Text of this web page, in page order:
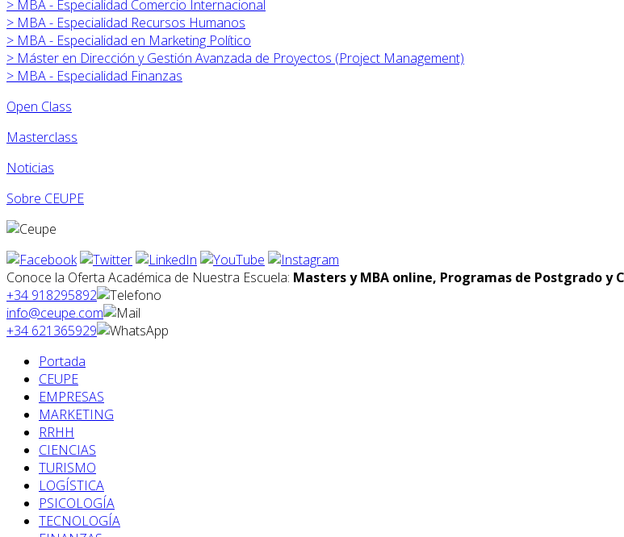
> MBA - Especialidad Comercio Internacional
> MBA - Especialidad Recursos Humanos
> MBA - Especialidad en Marketing Político
> Máster en Dirección y Gestión Avanzada de Proyectos (Project Management)
> MBA - Especialidad Finanzas
Open Class
Masterclass
Noticias
Sobre CEUPE
Conoce la Oferta Académica de Nuestra Escuela: Masters y MBA online, Programas de Postgrado y
+34 918295892
info@ceupe.com
+34 621365929
Portada
CEUPE
EMPRESAS
MARKETING
RRHH
CIENCIAS
TURISMO
LOGÍSTICA
PSICOLOGÍA
TECNOLOGÍA